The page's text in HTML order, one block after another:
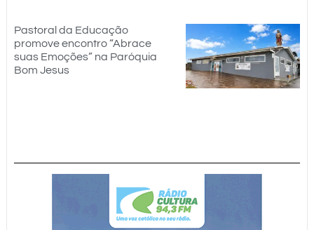
Pastoral da Educação
promove encontro “Abrace
suas Emoções” na Paróquia
Bom Jesus